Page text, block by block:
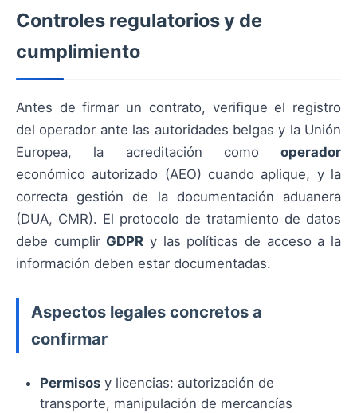
Controles regulatorios y de
cumplimiento
Antes de firmar un contrato, verifique el registro
del operador ante las autoridades belgas y la Unión
Europea, la acreditación como operador
económico autorizado (AEO) cuando aplique, y la
correcta gestión de la documentación aduanera
(DUA, CMR). El protocolo de tratamiento de datos
debe cumplir GDPR y las políticas de acceso a la
información deben estar documentadas.
Aspectos legales concretos a
confirmar
Permisos y licencias: autorización de
transporte, manipulación de mercancías